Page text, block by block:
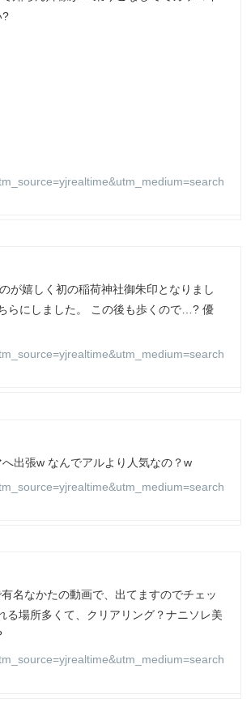
?
が嬉しく初の稲荷神社御朱印となりまし
らにしました。 この後も歩くので…? 優
出張w なんでアルより人気なの？w
名なかたの動画で、出てますのでチェッ
場所多くて、クリアリング？ナニソレ美